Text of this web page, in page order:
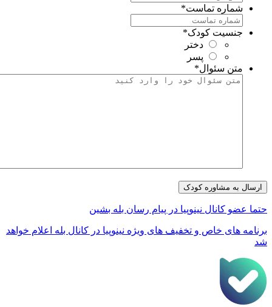
شماره تماست*
جنسیت کودک*
دختر
پسر
متن سئوال *
عضو کانال نینوپیا در پیام رسان بله بشین
های خاص و تخفیف های ویژه نینوپیا در کانال بله اعلام خواهد